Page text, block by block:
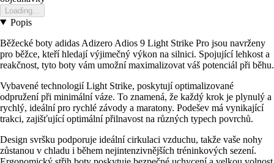
Loading...
Popis
Běžecké boty adidas Adizero Adios 9 Light Strike Pro jsou navrženy
pro běžce, kteří hledají výjimečný výkon na silnici. Spojující lehkost a
reakčnost, tyto boty vám umožní maximalizovat váš potenciál při běhu.
Vybavené technologií Light Strike, poskytují optimalizované
odpružení při minimální váze. To znamená, že každý krok je plynulý a
rychlý, ideální pro rychlé závody a maratony. Podešev má vynikající
trakci, zajišťující optimální přilnavost na různých typech povrchů.
Design svršku podporuje ideální cirkulaci vzduchu, takže vaše nohy
zůstanou v chladu i během nejintenzivnějších tréninkových sezení.